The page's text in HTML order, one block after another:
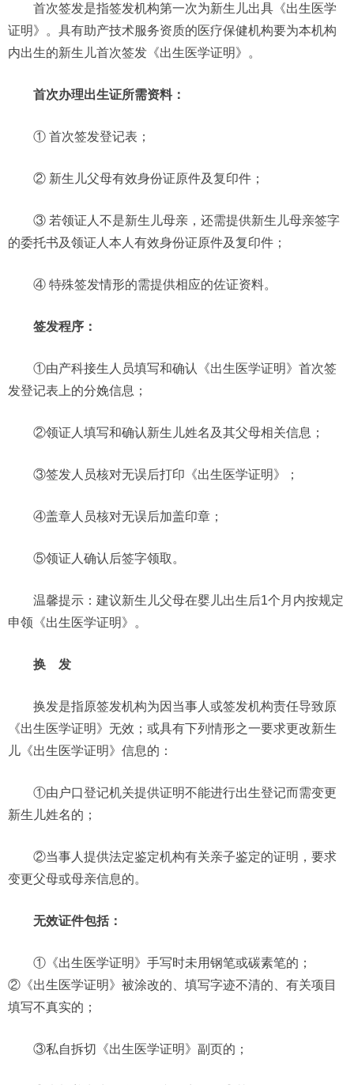
首次签发是指签发机构第一次为新生儿出具《出生医学
证明》。具有助产技术服务资质的医疗保健机构要为本机构
内出生的新生儿首次签发《出生医学证明》。
首次办理出生证所需资料：
① 首次签发登记表；
② 新生儿父母有效身份证原件及复印件；
③ 若领证人不是新生儿母亲，还需提供新生儿母亲签字
的委托书及领证人本人有效身份证原件及复印件；
④ 特殊签发情形的需提供相应的佐证资料。
签发程序：
①由产科接生人员填写和确认《出生医学证明》首次签
发登记表上的分娩信息；
②领证人填写和确认新生儿姓名及其父母相关信息；
③签发人员核对无误后打印《出生医学证明》；
④盖章人员核对无误后加盖印章；
⑤领证人确认后签字领取。
温馨提示：建议新生儿父母在婴儿出生后1个月内按规定
申领《出生医学证明》。
换 发
换发是指原签发机构为因当事人或签发机构责任导致原
《出生医学证明》无效；或具有下列情形之一要求更改新生
儿《出生医学证明》信息的：
①由户口登记机关提供证明不能进行出生登记而需变更
新生儿姓名的；
②当事人提供法定鉴定机构有关亲子鉴定的证明，要求
变更父母或母亲信息的。
无效证件包括：
①《出生医学证明》手写时未用钢笔或碳素笔的；
②《出生医学证明》被涂改的、填写字迹不清的、有关项目
填写不真实的；
③私自拆切《出生医学证明》副页的；